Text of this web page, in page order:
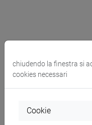
Programma
Docenti
chiudendo la finestra si
cookies necessari
Cookie